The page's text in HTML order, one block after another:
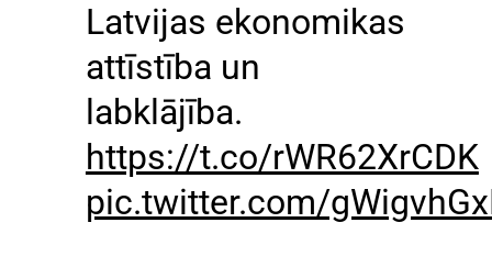
Latvijas ekonomikas
attīstība un
labklājība.
https://t.co/rWR62XrCDK
pic.twitter.com/